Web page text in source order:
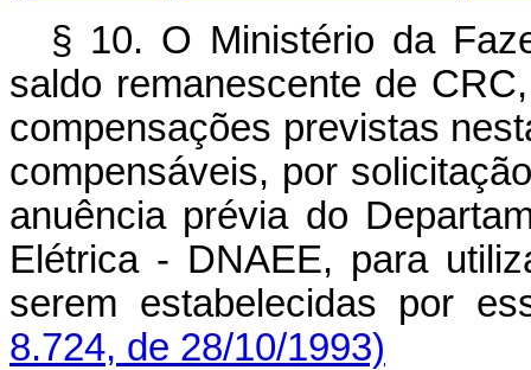
§ 10. O Ministério da
saldo remanescente de
compensações previstas
compensáveis, por
anuência prévia do
Elétrica - DNAEE, para
serem estabelecidas por
8.724, de 28/10/1993)